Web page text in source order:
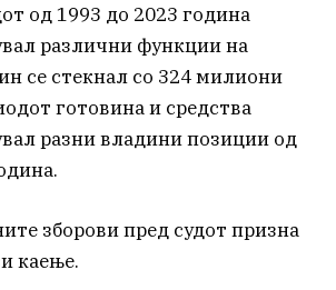
од 1993 до 2023 година
различни функции на
се стекнал со 324 милиони
готовина и средства
разни владини позиции од
зборови пред судот призна
каење.